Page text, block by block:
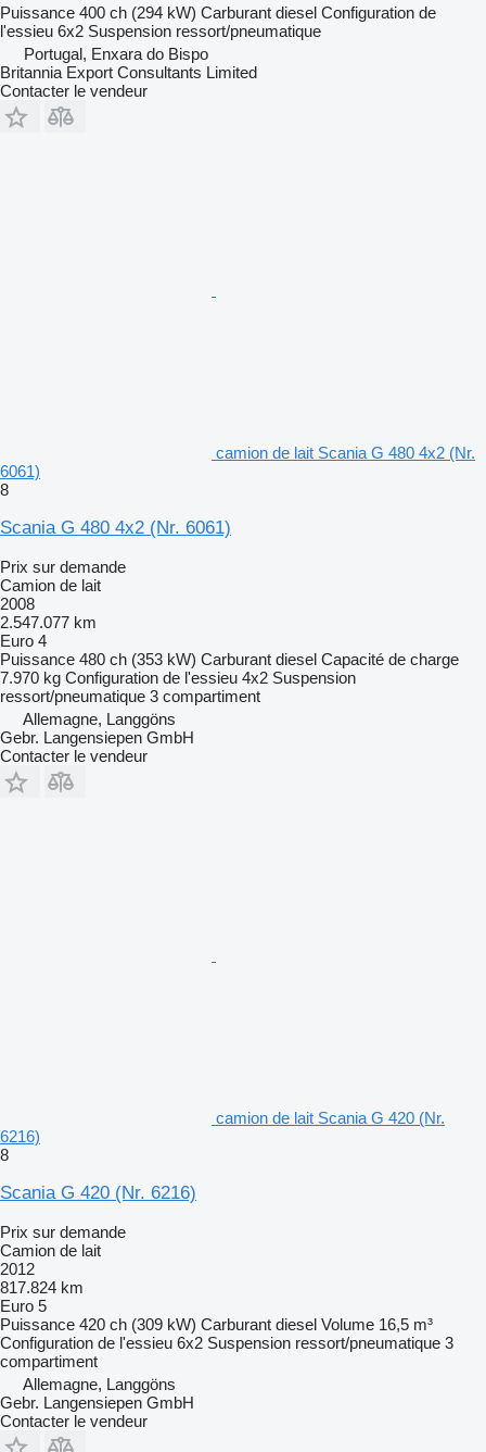
Puissance 400 ch (294 kW) Carburant diesel Configuration de
l'essieu 6x2 Suspension ressort/pneumatique
Portugal, Enxara do Bispo
Britannia Export Consultants Limited
Contacter le vendeur
camion de lait Scania G 480 4x2 (Nr.
6061)
8
Scania G 480 4x2 (Nr. 6061)
Prix sur demande
Camion de lait
2008
2.547.077 km
Euro 4
Puissance 480 ch (353 kW) Carburant diesel Capacité de charge
7.970 kg Configuration de l'essieu 4x2 Suspension
ressort/pneumatique 3 compartiment
Allemagne, Langgöns
Gebr. Langensiepen GmbH
Contacter le vendeur
camion de lait Scania G 420 (Nr.
6216)
8
Scania G 420 (Nr. 6216)
Prix sur demande
Camion de lait
2012
817.824 km
Euro 5
Puissance 420 ch (309 kW) Carburant diesel Volume 16,5 m³
Configuration de l'essieu 6x2 Suspension ressort/pneumatique 3
compartiment
Allemagne, Langgöns
Gebr. Langensiepen GmbH
Contacter le vendeur